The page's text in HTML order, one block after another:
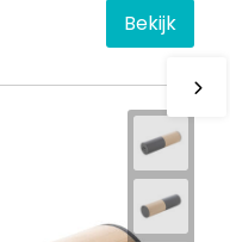
Bekijk